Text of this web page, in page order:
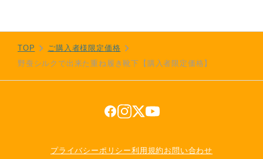
TOP
ご購入者様限定価格
野蚕シルクで出来た重ね履き靴下【購入者限定価格】
プライバシーポリシー利用規約 お問い合わせ